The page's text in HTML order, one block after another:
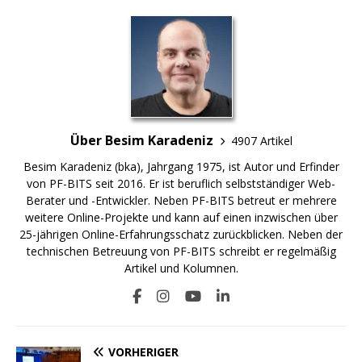
Über Besim Karadeniz
4907 Artikel
Besim Karadeniz (bka), Jahrgang 1975, ist Autor und Erfinder
von PF-BITS seit 2016. Er ist beruflich selbstständiger Web-
Berater und -Entwickler. Neben PF-BITS betreut er mehrere
weitere Online-Projekte und kann auf einen inzwischen über
25-jährigen Online-Erfahrungsschatz zurückblicken. Neben der
technischen Betreuung von PF-BITS schreibt er regelmäßig
Artikel und Kolumnen.
VORHERIGER